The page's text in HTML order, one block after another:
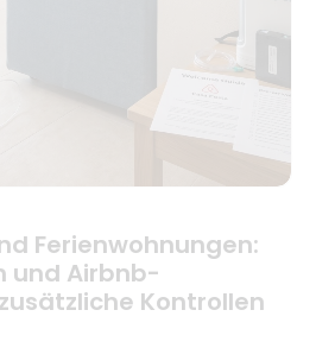
Ferienwohnungen:
und Airbnb-
Kontrollen